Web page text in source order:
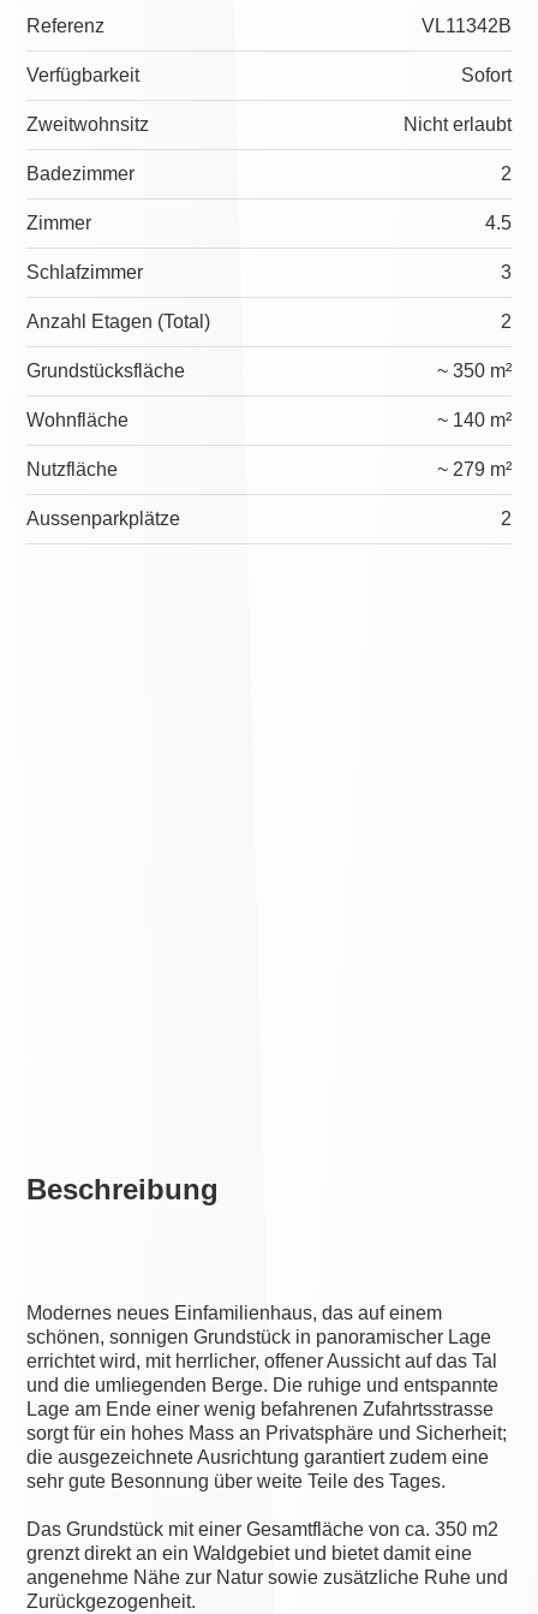
Beschreibung
Modernes neues Einfamilienhaus, das auf einem
schönen, sonnigen Grundstück in panoramischer Lage
errichtet wird, mit herrlicher, offener Aussicht auf das Tal
und die umliegenden Berge. Die ruhige und entspannte
Lage am Ende einer wenig befahrenen Zufahrtsstrasse
sorgt für ein hohes Mass an Privatsphäre und Sicherheit;
die ausgezeichnete Ausrichtung garantiert zudem eine
sehr gute Besonnung über weite Teile des Tages.
Das Grundstück mit einer Gesamtfläche von ca. 350 m2
grenzt direkt an ein Waldgebiet und bietet damit eine
angenehme Nähe zur Natur sowie zusätzliche Ruhe und
Zurückgezogenheit.
Referenz VL11342B
Verfügbarkeit Sofort
Zweitwohnsitz Nicht erlaubt
Badezimmer 2
Zimmer 4.5
Schlafzimmer 3
Anzahl Etagen (Total) 2
Grundstücksfläche ~ 350 m²
Wohnfläche ~ 140 m²
Nutzfläche ~ 279 m²
Aussenparkplätze 2